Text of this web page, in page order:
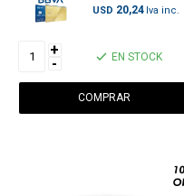
USD 20,24
+
- EN STOCK